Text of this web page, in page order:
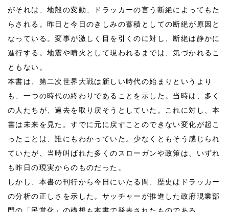
がそれは、地殻の変動、ドラッカーの言う断絶によってもた
らされる。昨日と今日のきしみの蓄積としての断絶が原因と
なっている。変事が激しく目を引くのに対し、断絶は静かに
進行する。地震や噴火として現われるまでは、気づかれるこ
ともない。
本書は、第二次世界大戦は新しい時代の始まりというより
も、一つの時代の終わりであることを示した。当時は、多く
の人たちが、過去を取り戻そうとしていた。これに対し、本
書は未来を見た。すでに元に戻すことのできない変化が起こ
ったことは、誰にもわかっていた。少なくともそう感じられ
ていたが、当時叫ばれた多くのスローガンや政策は、いずれ
も昨日の現実からのものだった。
しかし、本書の刊行から今日にいたる間、歴史はドラッカー
の分析の正しさを示した。サッチャーが推進した政府現業部